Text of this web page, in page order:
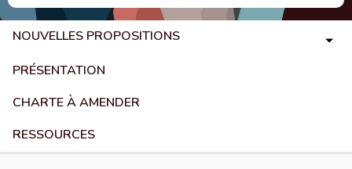
NOUVELLES PROPOSITIONS
PRÉSENTATION
CHARTE À AMENDER
RESSOURCES